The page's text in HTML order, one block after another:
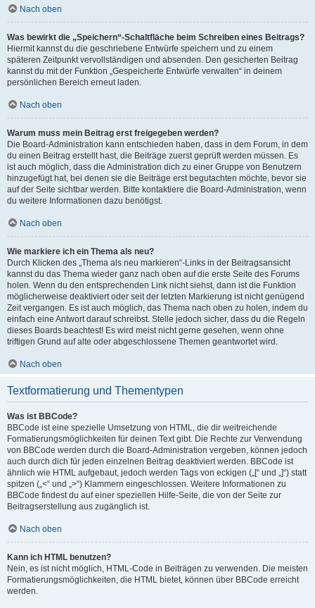
Nach oben
Was bewirkt die „Speichern“-Schaltfläche beim Schreiben eines Beitrags?
Hiermit kannst du die geschriebene Entwürfe speichern und zu einem
späteren Zeitpunkt vervollständigen und absenden. Den gesicherten Beitrag
kannst du mit der Funktion „Gespeicherte Entwürfe verwalten“ in deinem
persönlichen Bereich erneut laden.
Nach oben
Warum muss mein Beitrag erst freigegeben werden?
Die Board-Administration kann entschieden haben, dass in dem Forum, in dem
du einen Beitrag erstellt hast, die Beiträge zuerst geprüft werden müssen. Es
ist auch möglich, dass die Administration dich zu einer Gruppe von Benutzern
hinzugefügt hat, bei denen sie die Beiträge erst begutachten möchte, bevor sie
auf der Seite sichtbar werden. Bitte kontaktiere die Board-Administration, wenn
du weitere Informationen dazu benötigst.
Nach oben
Wie markiere ich ein Thema als neu?
Durch Klicken des „Thema als neu markieren“-Links in der Beitragsansicht
kannst du das Thema wieder ganz nach oben auf die erste Seite des Forums
holen. Wenn du den entsprechenden Link nicht siehst, dann ist die Funktion
möglicherweise deaktiviert oder seit der letzten Markierung ist nicht genügend
Zeit vergangen. Es ist auch möglich, das Thema nach oben zu holen, indem du
einfach eine Antwort darauf schreibst. Stelle jedoch sicher, dass du die Regeln
dieses Boards beachtest! Es wird meist nicht gerne gesehen, wenn ohne
triftigen Grund auf alte oder abgeschlossene Themen geantwortet wird.
Nach oben
Textformatierung und Thementypen
Was ist BBCode?
BBCode ist eine spezielle Umsetzung von HTML, die dir weitreichende
Formatierungsmöglichkeiten für deinen Text gibt. Die Rechte zur Verwendung
von BBCode werden durch die Board-Administration vergeben, können jedoch
auch durch dich für jeden einzelnen Beitrag deaktiviert werden. BBCode ist
ähnlich wie HTML aufgebaut, jedoch werden Tags von eckigen („[“ und „]“) statt
spitzen („<“ und „>“) Klammern eingeschlossen. Weitere Informationen zu
BBCode findest du auf einer speziellen Hilfe-Seite, die von der Seite zur
Beitragserstellung aus zugänglich ist.
Nach oben
Kann ich HTML benutzen?
Nein, es ist nicht möglich, HTML-Code in Beiträgen zu verwenden. Die meisten
Formatierungsmöglichkeiten, die HTML bietet, können über BBCode erreicht
werden.